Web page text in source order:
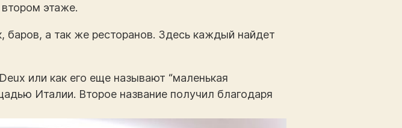
этаже.
баров, а так же ресторанов. Здесь каждый найдет
или как его еще называют “маленькая
Италии. Второе название получил благодаря